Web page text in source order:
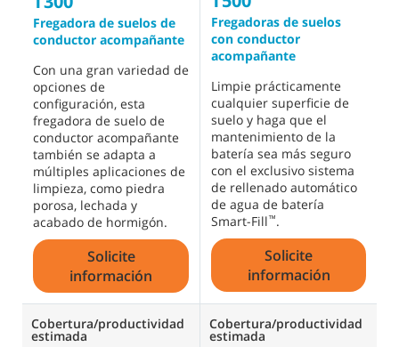
Fregadora de suelos de
conductor acompañante
Con una gran variedad de
opciones de
configuración, esta
fregadora de suelo de
conductor acompañante
también se adapta a
múltiples aplicaciones de
limpieza, como piedra
porosa, lechada y
acabado de hormigón.
Solicite
información
Cobertura/productividad
estimada
Fregadoras de suelos
con conductor
acompañante
Limpie prácticamente
cualquier superficie de
suelo y haga que el
mantenimiento de la
batería sea más seguro
con el exclusivo sistema
de rellenado automático
de agua de batería
Smart-Fill™.
Solicite
información
Cobertura/productividad
estimada